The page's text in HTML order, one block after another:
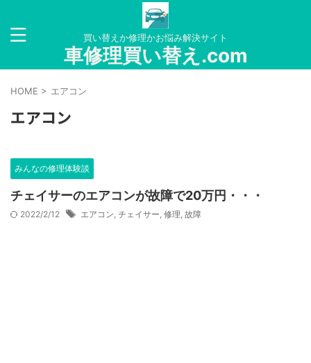
買い替えか修理かお悩み解決サイト
車修理買い替え.com
HOME > エアコン
エアコン
みんなの修理体験談
チェイサーのエアコンが故障で20万円・・・
2022/2/12 エアコン, チェイサー, 修理, 故障